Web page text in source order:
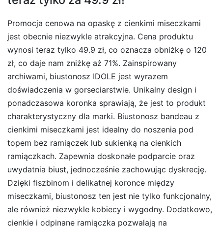
Promocja cenowa na opaskę z cienkimi miseczkami
jest obecnie niezwykle atrakcyjna. Cena produktu
wynosi teraz tylko 49.9 zł, co oznacza obniżkę o 120
zł, co daje nam zniżkę aż 71%. Zainspirowany
archiwami, biustonosz IDOLE jest wyrazem
doświadczenia w gorseciarstwie. Unikalny design i
ponadczasowa koronka sprawiają, że jest to produkt
charakterystyczny dla marki. Biustonosz bandeau z
cienkimi miseczkami jest idealny do noszenia pod
topem bez ramiączek lub sukienką na cienkich
ramiączkach. Zapewnia doskonałe podparcie oraz
uwydatnia biust, jednocześnie zachowując dyskrecję.
Dzięki fiszbinom i delikatnej koronce między
miseczkami, biustonosz ten jest nie tylko funkcjonalny,
ale również niezwykle kobiecy i wygodny. Dodatkowo,
cienkie i odpinane ramiączka pozwalają na